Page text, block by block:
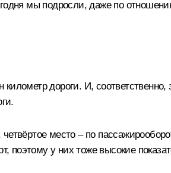
мы подросли, даже по
дороги. И,
место – по
поэтому у них тоже высокие